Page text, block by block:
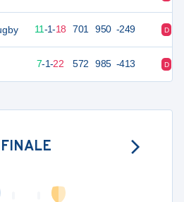
30 11-1-18 701 950 -249 D
7-1-22 572 985 -413 D
FINALE